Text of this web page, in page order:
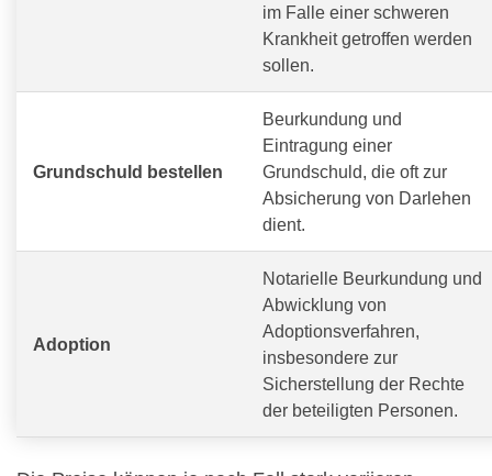
im Falle einer schweren
Krankheit getroffen werden
sollen.
Grundschuld bestellen
Beurkundung und
Eintragung einer
Grundschuld, die oft zur
Absicherung von Darlehen
dient.
Adoption
Notarielle Beurkundung und
Abwicklung von
Adoptionsverfahren,
insbesondere zur
Sicherstellung der Rechte
der beteiligten Personen.